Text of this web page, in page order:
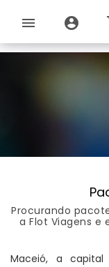
menu account_circle
Procurando
a Flot Viagens e
Maceió, a